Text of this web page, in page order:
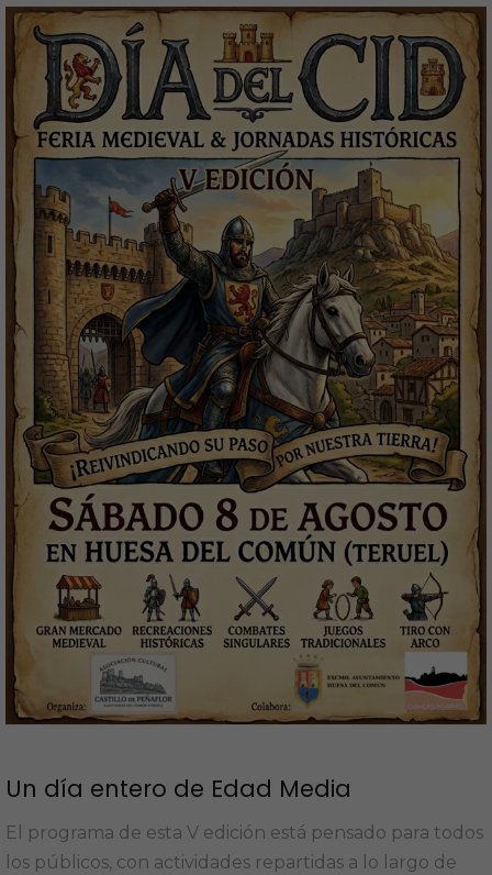
Un día entero de Edad Media
El programa de esta V edición está pensado para todos
los públicos, con actividades repartidas a lo largo de